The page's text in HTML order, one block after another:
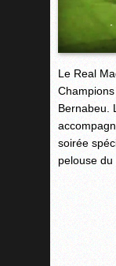
Le Real
Bernabeu.
soirée
pelouse du